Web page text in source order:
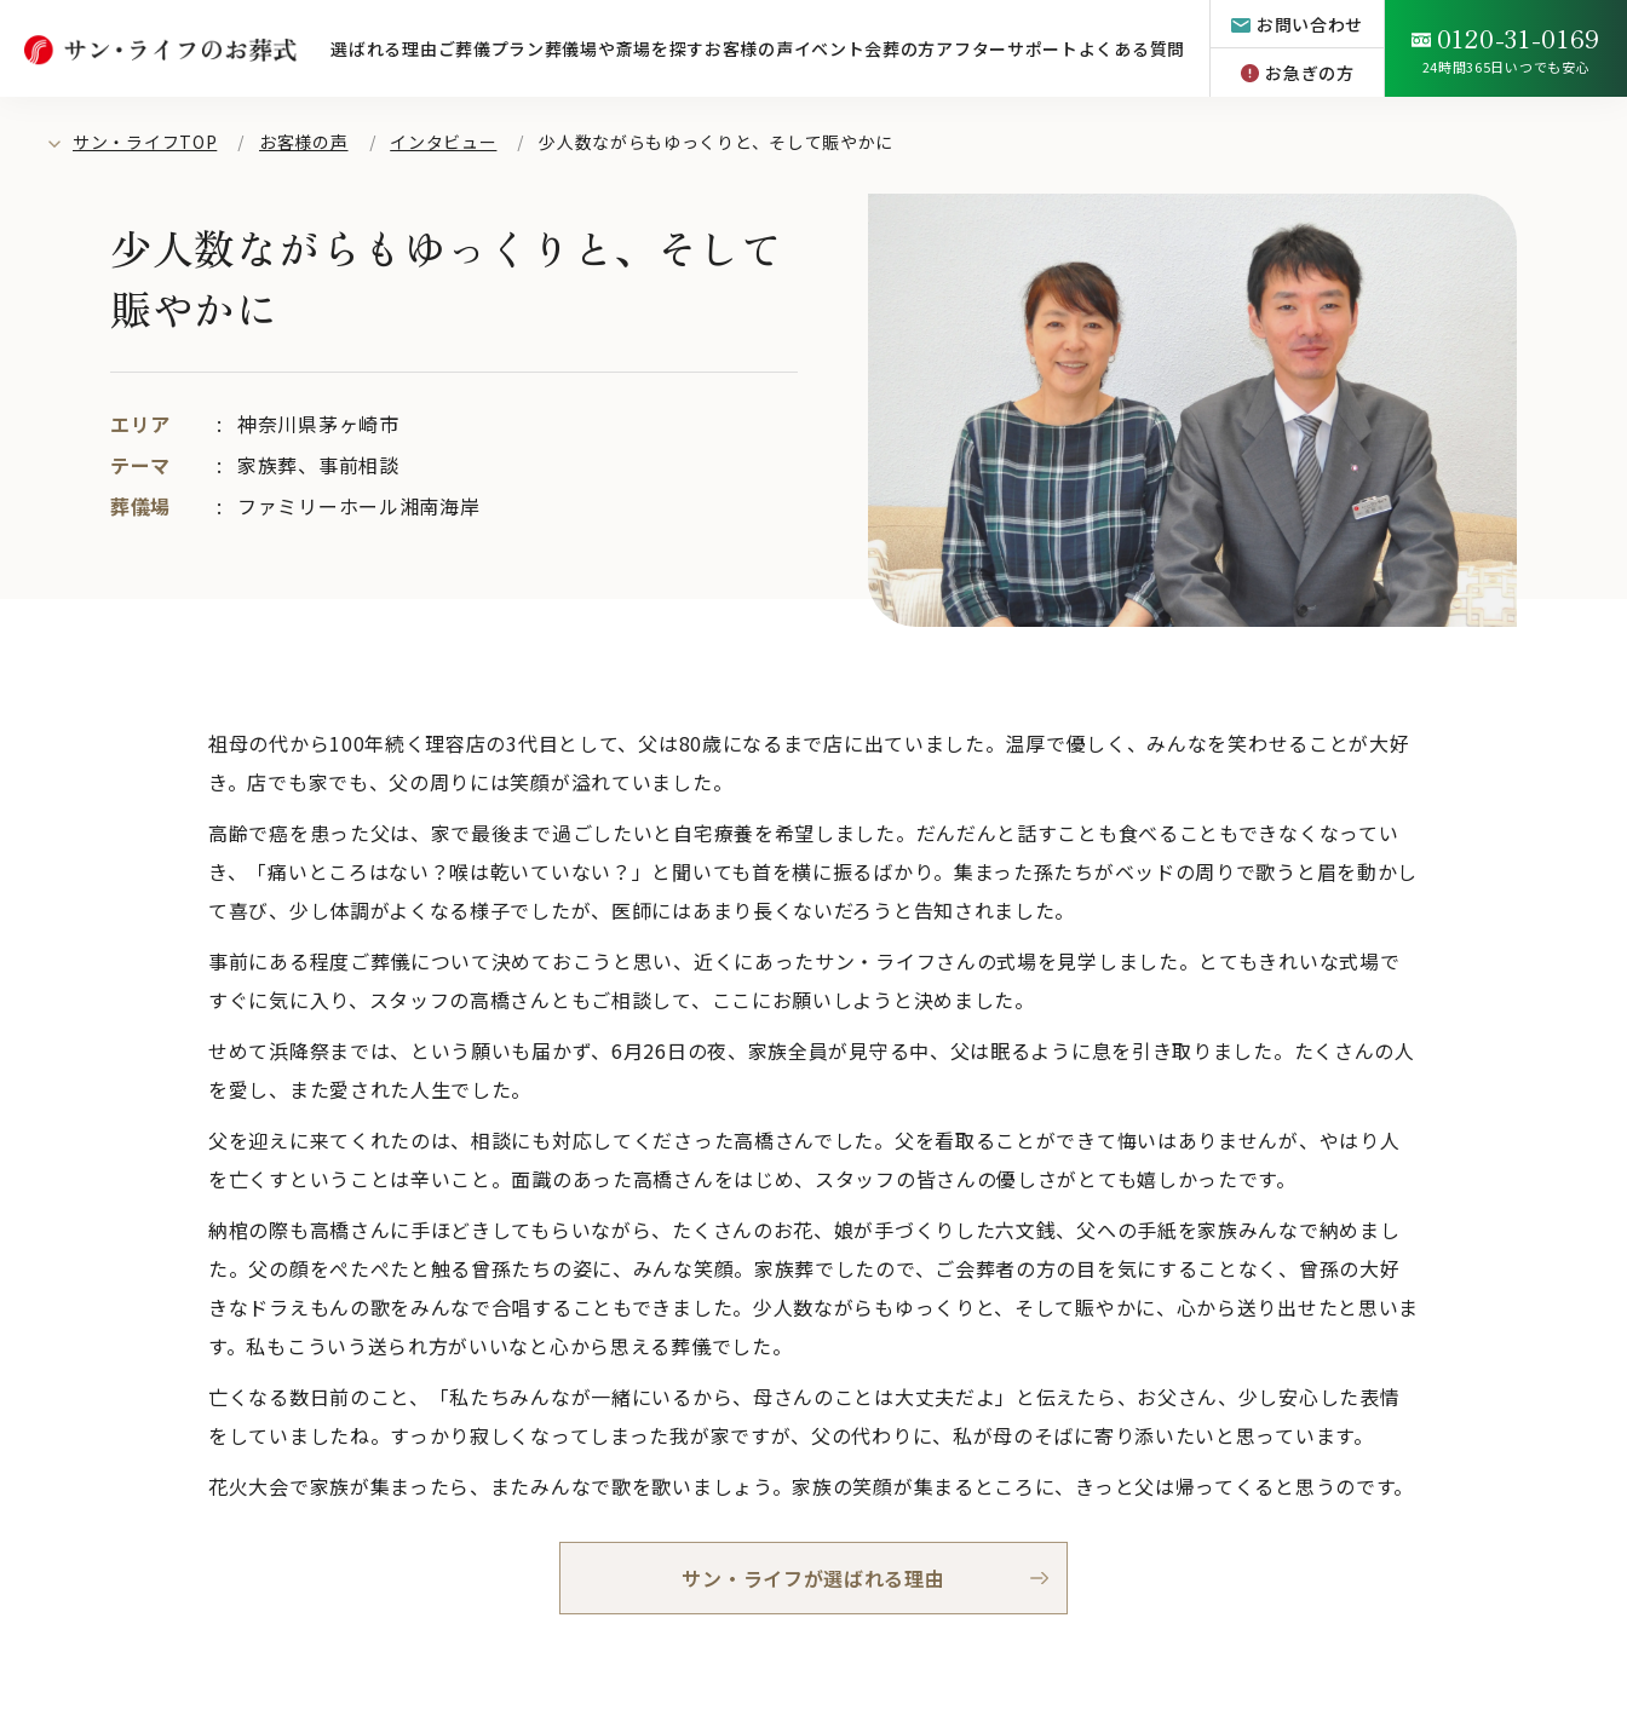
選ばれる理由 ご葬儀プラン葬儀場や斎場を探すお客様の声イベント会葬の方アフターサポート よくある質問
お問い合わせ
お急ぎの方
0120-31-0169
24時間365日いつでも安心
サン・ライフTOP お客様の声 インタビュー 少人数ながらもゆっくりと、そして賑やかに
少人数ながらもゆっくりと、そして
賑やかに
エリア
神奈川県茅ヶ崎市
テーマ
家族葬、 事前相談
葬儀場
ファミリーホール湘南海岸
祖母の代から100年続く理容店の3代目として、父は80歳になるまで店に出ていました。温厚で優しく、みんなを笑わせることが大好
き。店でも家でも、父の周りには笑顔が溢れていました。
高齢で癌を患った父は、家で最後まで過ごしたいと自宅療養を希望しました。だんだんと話すことも食べることもできなくなってい
き、「痛いところはない？喉は乾いていない？」と聞いても首を横に振るばかり。集まった孫たちがベッドの周りで歌うと眉を動かし
て喜び、少し体調がよくなる様子でしたが、医師にはあまり長くないだろうと告知されました。
事前にある程度ご葬儀について決めておこうと思い、近くにあったサン・ライフさんの式場を見学しました。とてもきれいな式場で
すぐに気に入り、スタッフの高橋さんともご相談して、ここにお願いしようと決めました。
せめて浜降祭までは、という願いも届かず、6月26日の夜、家族全員が見守る中、父は眠るように息を引き取りました。たくさんの人
を愛し、また愛された人生でした。
父を迎えに来てくれたのは、相談にも対応してくださった高橋さんでした。父を看取ることができて悔いはありませんが、やはり人
を亡くすということは辛いこと。面識のあった高橋さんをはじめ、スタッフの皆さんの優しさがとても嬉しかったです。
納棺の際も高橋さんに手ほどきしてもらいながら、たくさんのお花、娘が手づくりした六文銭、父への手紙を家族みんなで納めまし
た。父の顔をぺたぺたと触る曾孫たちの姿に、みんな笑顔。家族葬でしたので、ご会葬者の方の目を気にすることなく、曾孫の大好
きなドラえもんの歌をみんなで合唱することもできました。少人数ながらもゆっくりと、そして賑やかに、心から送り出せたと思いま
す。私もこういう送られ方がいいなと心から思える葬儀でした。
亡くなる数日前のこと、「私たちみんなが一緒にいるから、母さんのことは大丈夫だよ」と伝えたら、お父さん、少し安心した表情
をしていましたね。すっかり寂しくなってしまった我が家ですが、父の代わりに、私が母のそばに寄り添いたいと思っています。
花火大会で家族が集まったら、またみんなで歌を歌いましょう。家族の笑顔が集まるところに、きっと父は帰ってくると思うのです。
サン・ライフが選ばれる理由